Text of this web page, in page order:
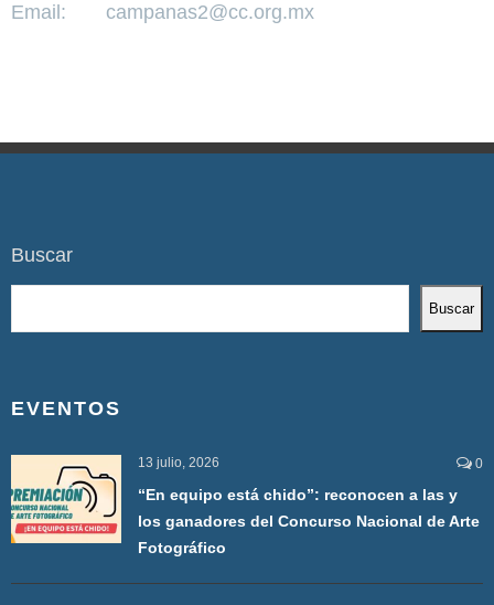
Email: campanas2@cc.org.mx
Buscar
Buscar
EVENTOS
13 julio, 2026 0
“En equipo está chido”: reconocen a las y
los ganadores del Concurso Nacional de Arte
Fotográfico